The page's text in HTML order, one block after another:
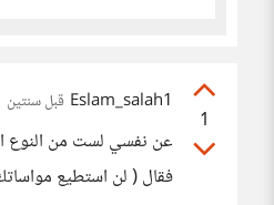
1
Eslam_salah1 قبل سنتين
عن نفسي لست من النوع
فقال ( لن استطيع